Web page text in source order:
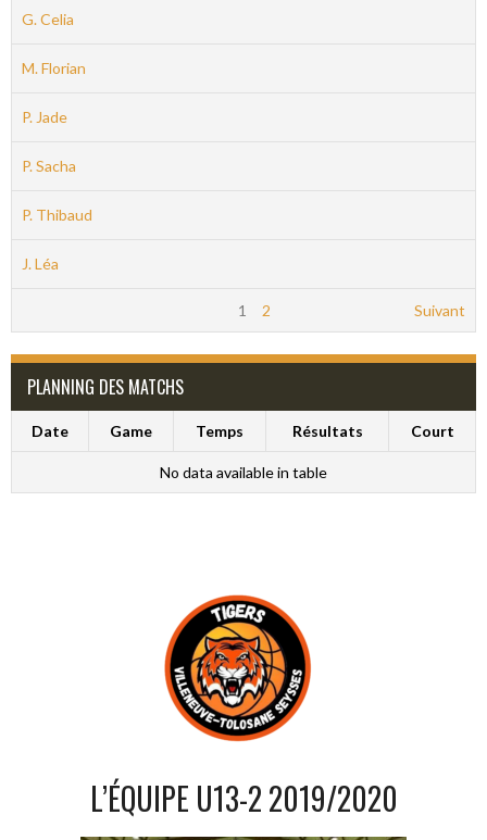
G. Celia
M. Florian
P. Jade
P. Sacha
P. Thibaud
J. Léa
1 2 Suivant
PLANNING DES MATCHS
Date Game Temps Résultats Court
No data available in table
L’ÉQUIPE U13-2 2019/2020